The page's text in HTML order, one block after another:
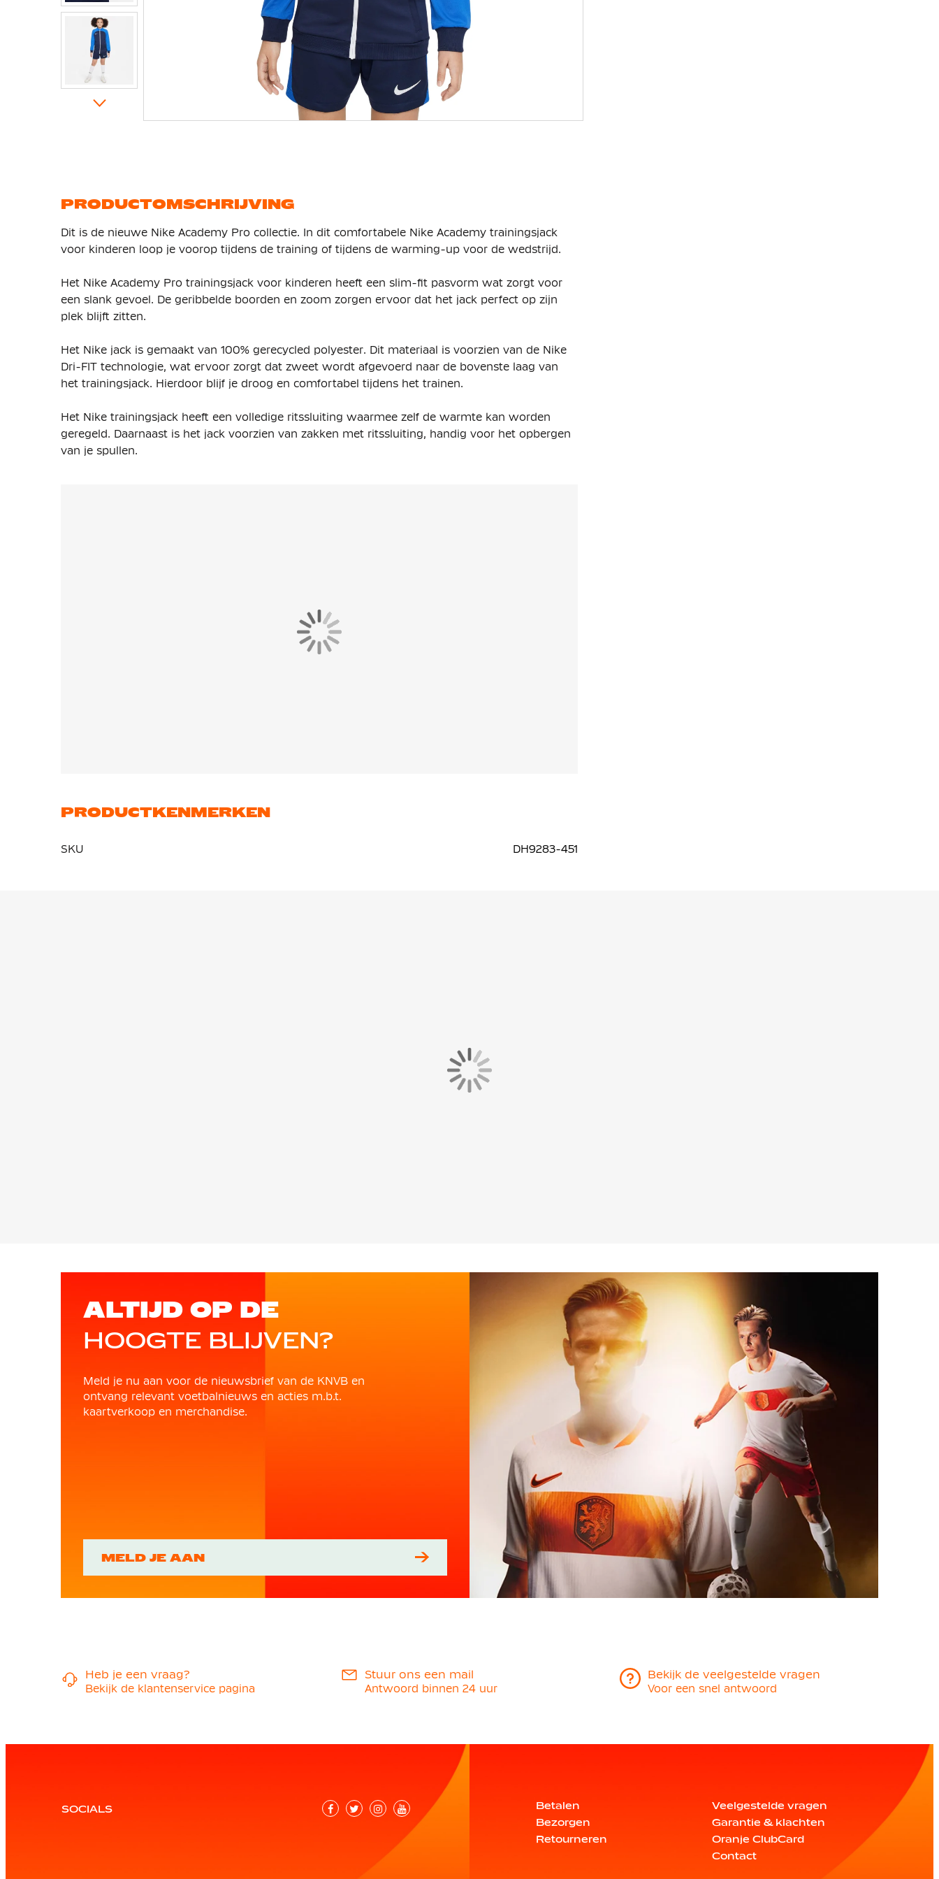
gallerij
PRODUCTOMSCHRIJVING
Dit is de nieuwe Nike Academy Pro collectie. In dit comfortabele Nike Academy trainingsjack
voor kinderen loop je voorop tijdens de training of tijdens de warming-up voor de wedstrijd.
Het Nike Academy Pro trainingsjack voor kinderen heeft een slim-fit pasvorm wat zorgt voor
een slank gevoel. De geribbelde boorden en zoom zorgen ervoor dat het jack perfect op zijn
plek blijft zitten.
Het Nike jack is gemaakt van 100% gerecycled polyester. Dit materiaal is voorzien van de Nike
Dri-FIT technologie, wat ervoor zorgt dat zweet wordt afgevoerd naar de bovenste laag van
het trainingsjack. Hierdoor blijf je droog en comfortabel tijdens het trainen.
Het Nike trainingsjack heeft een volledige ritssluiting waarmee zelf de warmte kan worden
geregeld. Daarnaast is het jack voorzien van zakken met ritssluiting, handig voor het opbergen
van je spullen.
PRODUCTKENMERKEN
SKU DH9283-451
ALTIJD OP DE
HOOGTE BLIJVEN?
Meld je nu aan voor de nieuwsbrief van de KNVB en
ontvang relevant voetbalnieuws en acties m.b.t.
kaartverkoop en merchandise.
MELD JE AAN
Heb je een vraag?
Bekijk de klantenservice pagina
Stuur ons een mail
Antwoord binnen 24 uur
Bekijk de veelgestelde vragen
Voor een snel antwoord
SOCIALS
Betalen
Bezorgen
Retourneren
Veelgestelde vragen
Garantie & klachten
Oranje ClubCard
Contact